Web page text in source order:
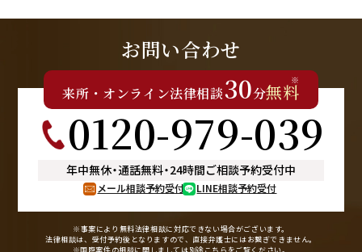
お問い合わせ
来所 ・ オンライン法律相談30分無料
※
0120-979-039
年中無休・通話無料・24時間ご相談予約受付中
メール相談予約受付 LINE相談予約受付
※事案により無料法律相談に対応できない場合がございます。
法律相談は、受付予約後となりますので、 直接弁護士にはお繋ぎできません。